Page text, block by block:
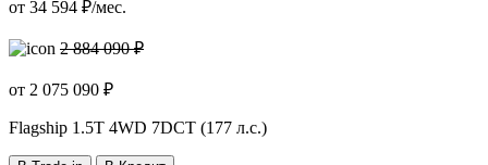
от 34 594 ₽/мес.
2 884 090 ₽
от 2 075 090 ₽
Flagship 1.5T 4WD 7DCT (177 л.с.)